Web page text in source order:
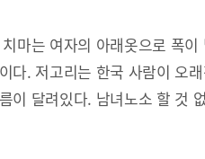
마는 여자의 아래옷으로 폭이
다. 저고리는 한국 사람이 오
이 달려있다. 남녀노소 할 것